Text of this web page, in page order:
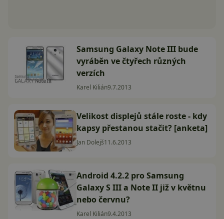
Samsung Galaxy Note III bude
vyráběn ve čtyřech různých
verzích
Karel Kilián9.7.2013
Velikost displejů stále roste - kdy
kapsy přestanou stačit? [anketa]
Jan Dolejš11.6.2013
Android 4.2.2 pro Samsung
Galaxy S III a Note II již v květnu
nebo červnu?
Karel Kilián9.4.2013